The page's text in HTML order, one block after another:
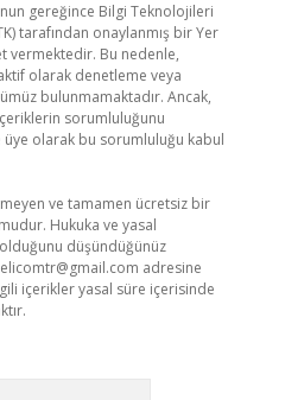
gereğince Bilgi Teknolojileri
tarafından onaylanmış bir Yer
vermektedir. Bu nedenle,
olarak denetleme veya
bulunmamaktadır. Ancak,
sorumluluğunu
üye olarak bu sorumluluğu kabul
ve tamamen ücretsiz bir
Hukuka ve yasal
düşündüğünüz
adresine
içerikler yasal süre içerisinde